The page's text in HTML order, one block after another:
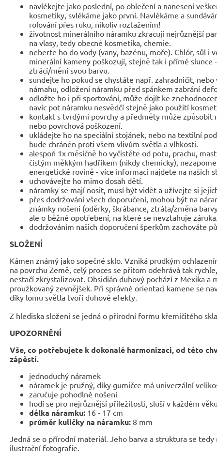
navlékejte jako poslední, po oblečení a nanesení
kosmetiky, svlékáme jako první. Navlékáme a
rolování přes ruku, nikoliv roztažením!
životnost minerálního náramku zkracují nejrůznější
na vlasy, tedy obecně kosmetika, chemie.
neberte ho do vody (vany, bazénu, moře). Chlór, sůl i
minerální kameny poškozují, stejně tak i přímé slunce
ztrácí/mění svou barvu.
sundejte ho pokud se chystáte např. zahradničit,
námahu, odložení náramku před spánkem zabrání
odložte ho i při sportování, může dojít ke
navíc pot náramku nesvědčí stejně jako použití
kontakt s tvrdými povrchy a předměty může způsobit
nebo povrchová poškození.
ukládejte ho na speciální stojánek, nebo na textilní
bude chráněn proti všem vlivům světla a vlhkosti.
alespoň 1x měsíčně ho vyčistěte od potu, prachu,
čistým měkkým hadříkem (nikdy chemicky),
energetické rovině - více informací najdete na našich
uchovávejte ho mimo dosah dětí.
náramky se mají nosit, musí být vidět a užívejte si
přes dodržování všech doporučení, mohou být na
známky nošení (oděrky, škrábance, ztráta/změna
ale o běžné opotřebení, na které se nevztahuje
dodržováním našich doporučení šperkům zachováte
SLOŽENÍ
Kámen známý jako sopečné sklo. Vzniká prudkým
na povrchu Země, celý proces se přitom odehrává tak
nestačí zkrystalizovat. Obsidián duhový pochází z Mexika a
proužkovaný zevnějšek. Při správné orientaci kamene se
díky lomu světla tvoří duhové efekty.
Z hlediska složení se jedná o přírodní formu křemičitého
UPOZORNĚNÍ
Vše, co potřebujete k dokonalé harmonizaci, od této
zápěstí.
jednoduchý náramek
náramek je pružný, díky gumičce má univerzální
zaručuje pohodlné nošení
hodí se pro nejrůznější příležitosti, sluší v každém
délka náramku: 16 - 17 cm
průměr kuličky na náramku: 8 mm
Jedná se o přírodní materiál. Jeho barva a struktura se
ilustrační fotografie.